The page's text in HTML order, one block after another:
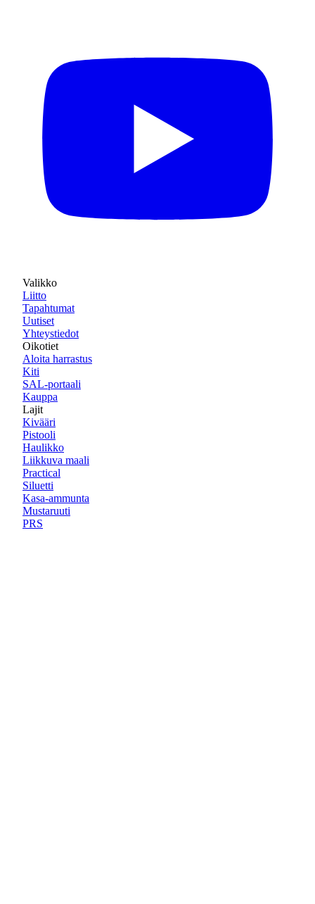
Valikko
Liitto
Tapahtumat
Uutiset
Yhteystiedot
Oikotiet
Aloita harrastus
Kiti
SAL-portaali
Kauppa
Lajit
Kivääri
Pistooli
Haulikko
Liikkuva maali
Practical
Siluetti
Kasa-ammunta
Mustaruuti
PRS